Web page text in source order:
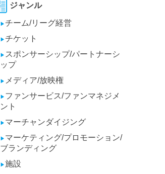
ジャンル
▶チーム/リーグ経営
▶チケット
▶ スポンサーシップ/パートナーシ
ップ
▶ メディア/放映権
▶ ファンサービス/ファンマネジメ
ント
▶ マーチャンダイジング
▶ マーケティング/プロモーション/
ブランディング
▶施設